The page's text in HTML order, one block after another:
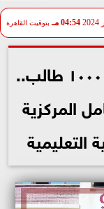
04:54 مـ بتوقيت القاهرة
بتكلفة ٧٠ مليون جنبه وسعة ١٠٠٠ طالب..
المركزية